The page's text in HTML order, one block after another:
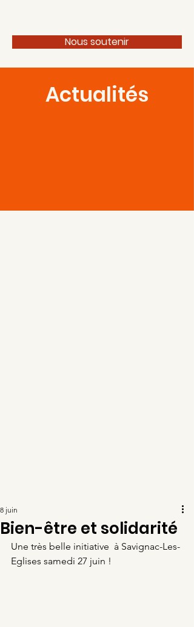
Nous soutenir
Actualités
Bien-être et solidarité
8 juin
Une très belle initiative  à Savignac-Les-
Eglises samedi 27 juin !